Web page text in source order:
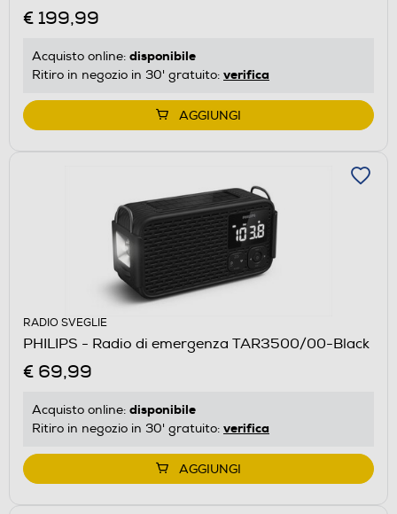
€ 199,99
Acquisto online: disponibile
Ritiro in negozio in 30' gratuito: verifica
AGGIUNGI
RADIO SVEGLIE
PHILIPS - Radio di emergenza TAR3500/00-Black
€ 69,99
Acquisto online: disponibile
Ritiro in negozio in 30' gratuito: verifica
AGGIUNGI